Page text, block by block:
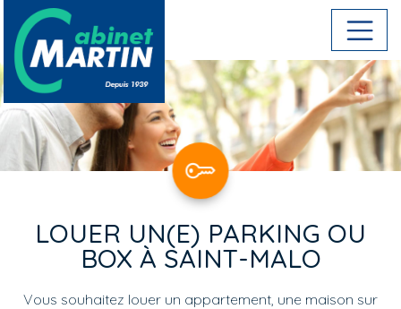
Aller au contenu principal
LOUER UN(E) PARKING OU
BOX À SAINT-MALO
Vous souhaitez louer un appartement, une maison sur